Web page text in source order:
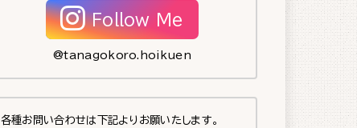
Follow Me
@tanagokoro.hoikuen
各種お問い合わせは下記よりお願いたします。